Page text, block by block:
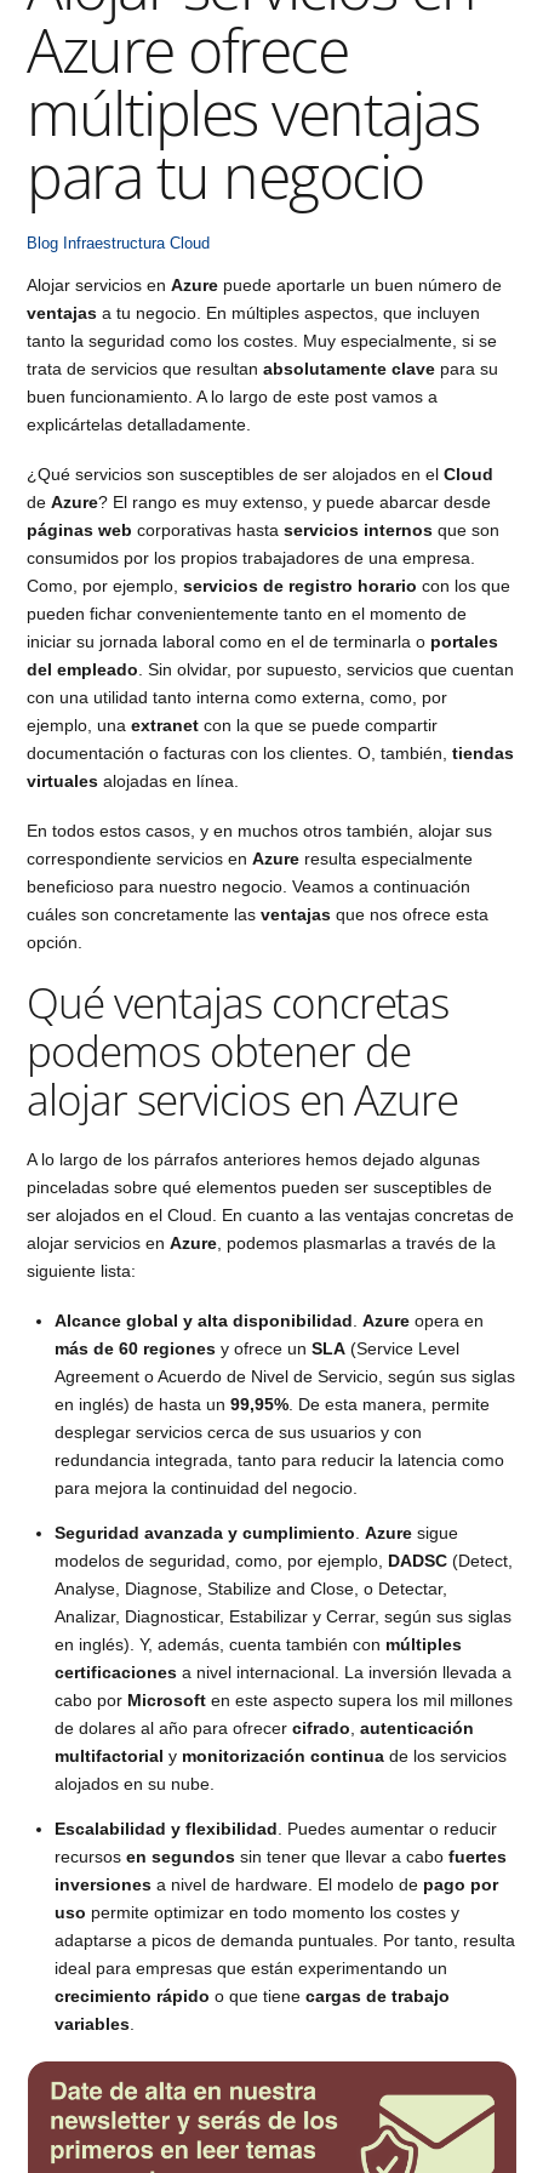
Azure ofrece
múltiples ventajas
para tu negocio
Blog Infraestructura Cloud
Alojar servicios enAzure puede aportarle un buen número de
ventajas a tu negocio. En múltiples aspectos, que incluyen
tanto la seguridad como los costes. Muy especialmente, si se
trata de servicios que resultanabsolutamente clave para su
buen funcionamiento. A lo largo de este post vamos a
explicártelas detalladamente.
¿Qué servicios son susceptibles de ser alojados en el Cloud
deAzure? El rango es muy extenso, y puede abarcar desde
páginas web corporativas hastaservicios internos que son
consumidos por los propios trabajadores de una empresa.
Como, por ejemplo,servicios de registro horario con los que
pueden fichar convenientemente tanto en el momento de
iniciar su jornada laboral como en el de terminarla o portales
del empleado . Sin olvidar, por supuesto, servicios que cuentan
con una utilidad tanto interna como externa, como, por
ejemplo, unaextranet con la que se puede compartir
documentación o facturas con los clientes. O, también,tiendas
virtuales alojadas en línea.
En todos estos casos, y en muchos otros también, alojar sus
correspondiente servicios enAzure resulta especialmente
beneficioso para nuestro negocio. Veamos a continuación
cuáles son concretamente lasventajas que nos ofrece esta
opción.
Qué ventajas concretas
podemos obtener de
alojar servicios en Azure
A lo largo de los párrafos anteriores hemos dejado algunas
pinceladas sobre qué elementos pueden ser susceptibles de
ser alojados en el Cloud. En cuanto a las ventajas concretas de
alojar servicios enAzure , podemos plasmarlas a través de la
siguiente lista:
Alcance global y alta disponibilidad Azureopera en
más de 60 regionesy ofrece un SLA(Service Level
Agreement o Acuerdo de Nivel de Servicio, según sus siglas
en inglés) de hasta un 99,95%. De esta manera, permite
desplegar servicios cerca de sus usuarios y con
redundancia integrada, tanto para reducir la latencia como
para mejora la continuidad del negocio.
Seguridad avanzada y cumplimiento Azuresigue
modelos de seguridad, como, por ejemplo, DADSC(Detect,
Analyse, Diagnose, Stabilize and Close, o Detectar,
Analizar, Diagnosticar, Estabilizar y Cerrar, según sus siglas
en inglés). Y, además, cuenta también con múltiples
certificacionesa nivel internacional. La inversión llevada a
cabo por Microsoften este aspecto supera los mil millones
de dolares al año para ofrecer cifrado autenticación
multifactorial y monitorización continuade los servicios
alojados en su nube.
Escalabilidad y flexibilidad . Puedes aumentar o reducir
recursos en segundossin tener que llevar a cabo fuertes
inversionesa nivel de hardware. El modelo de pago por
uso permite optimizar en todo momento los costes y
adaptarse a picos de demanda puntuales. Por tanto, resulta
ideal para empresas que están experimentando un
crecimiento rápido o que tiene cargas de trabajo
variables.